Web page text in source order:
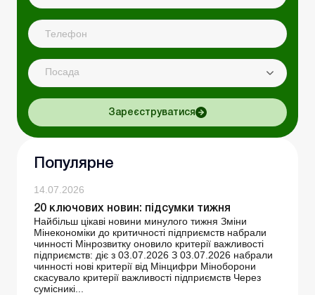
Посада
Зареєструватися
Популярне
14.07.2026
20 ключових новин: підсумки тижня
Найбільш цікаві новини минулого тижня Зміни
Мінекономіки до критичності підприємств набрали
чинності Мінрозвитку оновило критерії важливості
підприємств: діє з 03.07.2026 З 03.07.2026 набрали
чинності нові критерії від Мінцифри Міноборони
скасувало критерії важливості підприємств Через
сумісникі...